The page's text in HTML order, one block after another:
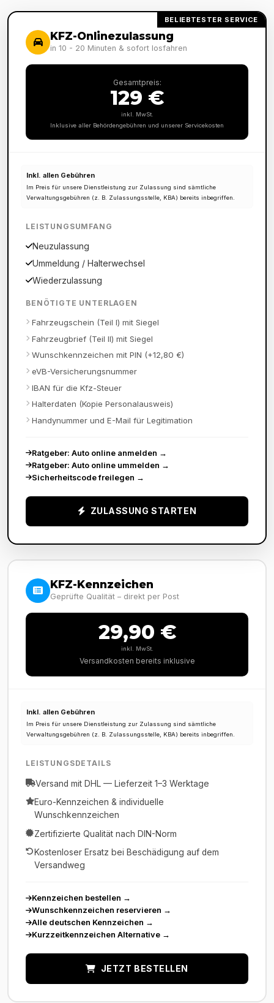
BELIEBTESTER SERVICE
KFZ-Onlinezulassung
in 10 - 20 Minuten & sofort losfahren
Gesamtpreis:
129 €
inkl. MwSt.
Inklusive aller Behördengebühren und unserer Servicekosten
Inkl. allen Gebühren
Im Preis für unsere Dienstleistung zur Zulassung sind sämtliche
Verwaltungsgebühren (z. B. Zulassungsstelle, KBA) bereits inbegriffen.
LEISTUNGSUMFANG
Neuzulassung
Ummeldung / Halterwechsel
Wiederzulassung
BENÖTIGTE UNTERLAGEN
Fahrzeugschein (Teil I) mit Siegel
Fahrzeugbrief (Teil II) mit Siegel
Wunschkennzeichen mit PIN (+12,80 €)
eVB-Versicherungsnummer
IBAN für die Kfz-Steuer
Halterdaten (Kopie Personalausweis)
Handynummer und E-Mail für Legitimation
Ratgeber: Auto online anmelden →
Ratgeber: Auto online ummelden →
Sicherheitscode freilegen →
ZULASSUNG STARTEN
KFZ-Kennzeichen
Geprüfte Qualität – direkt per Post
29,90 €
inkl. MwSt.
Versandkosten bereits inklusive
Inkl. allen Gebühren
Im Preis für unsere Dienstleistung zur Zulassung sind sämtliche
Verwaltungsgebühren (z. B. Zulassungsstelle, KBA) bereits inbegriffen.
LEISTUNGSDETAILS
Versand mit DHL — Lieferzeit 1–3 Werktage
Euro-Kennzeichen & individuelle
Wunschkennzeichen
Zertifizierte Qualität nach DIN-Norm
Kostenloser Ersatz bei Beschädigung auf dem
Versandweg
Kennzeichen bestellen →
Wunschkennzeichen reservieren →
Alle deutschen Kennzeichen →
Kurzzeitkennzeichen Alternative →
JETZT BESTELLEN